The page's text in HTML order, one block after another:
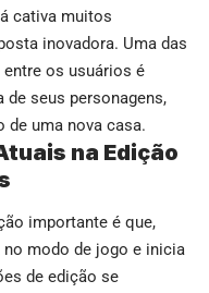
cativa muitos
inovadora. Uma das
os usuários é
seus personagens,
de uma nova casa.
na Edição
importante é que,
no modo de jogo e inicia
de edição se